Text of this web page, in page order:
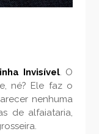
Invisível. O
né? Ele faz o
nenhuma
de alfaiataria,